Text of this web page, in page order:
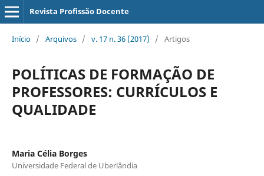
Revista Profissão Docente
Início / Arquivos / v. 17 n. 36 (2017) / Artigos
POLÍTICAS DE FORMAÇÃO DE
PROFESSORES: CURRÍCULOS E
QUALIDADE
Maria Célia Borges
Universidade Federal de Uberlândia